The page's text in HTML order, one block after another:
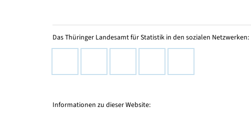
Das Thüringer Landesamt für Statistik in den sozialen Netzwerken:
Informationen zu dieser Website: